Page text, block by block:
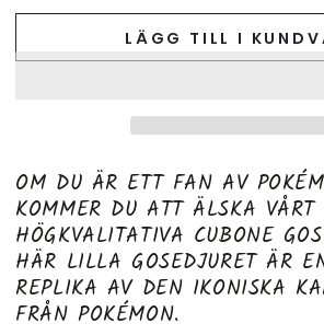
LÄGG TILL I
OM DU ÄR ETT FAN AV
KOMMER DU ATT ÄLSKA
HÖGKVALITATIVA CUBONE
HÄR LILLA GOSEDJURET ÄR
REPLIKA AV DEN IKONISKA
FRÅN POKÉMON.